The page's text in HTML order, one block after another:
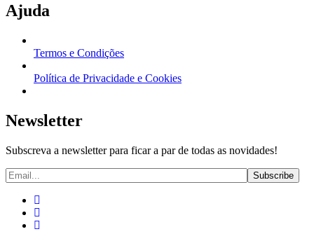
Ajuda
Termos e Condições
Política de Privacidade e Cookies
Newsletter
Subscreva a newsletter para ficar a par de todas as novidades!